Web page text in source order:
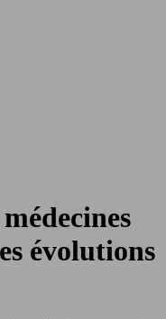
évolutions